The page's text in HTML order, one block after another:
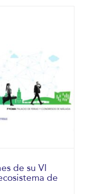
de su VI
de